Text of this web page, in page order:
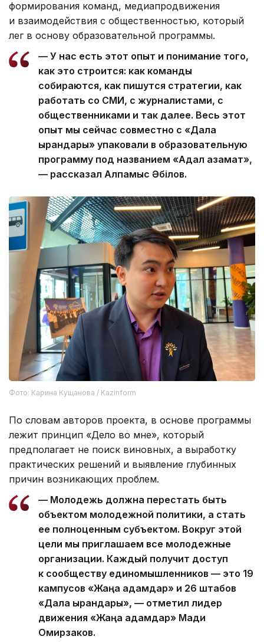
формирования команд, медиапродвижения
и взаимодействия с общественностью, который
лег в основу образовательной программы.
— У нас есть этот опыт и понимание того,
как это строится: как команды
собираются, как пишутся стратегии, как
работать со СМИ, с журналистами, с
общественниками и так далее. Весь этот
опыт мы сейчас совместно с «Дала
қырандары» упаковали в образовательную
программу под названием «Адал азамат»,
— рассказал Алпамыс Әбілов.
Фото: Карина Кущанова / Kazinform
По словам авторов проекта, в основе программы
лежит принцип «Дело во мне», который
предполагает не поиск виновных, а выработку
практических решений и выявление глубинных
причин возникающих проблем.
— Молодежь должна перестать быть
объектом молодежной политики, а стать
ее полноценным субъектом. Вокруг этой
цели мы приглашаем все молодежные
организации. Каждый получит доступ
к сообществу единомышленников — это 19
кампусов «Жаңа адамдар» и 26 штабов
«Дала қырандары», — отметил лидер
движения «Жаңа адамдар» Мади
Омирзаков.